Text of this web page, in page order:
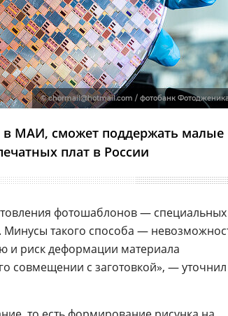
© chormail@hotmail.com / фотобанк
в МАИ, сможет поддержать малые
плат в России
фотошаблонов — специальных
Минусы такого способа —
и риск деформации материала
совмещении с заготовкой», — уточнил